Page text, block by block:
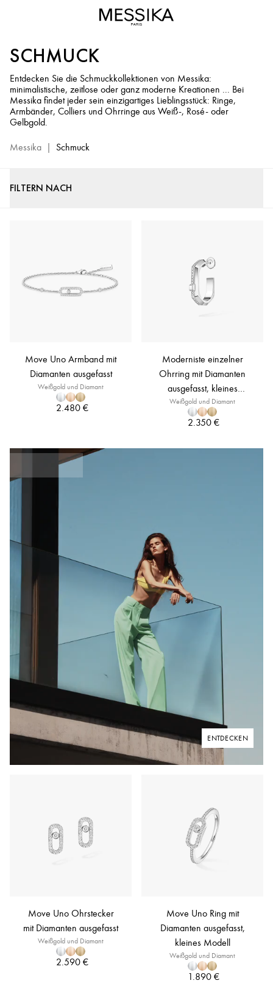
Messika
Official
Website
SCHMUCK
Entdecken Sie die Schmuckkollektionen von Messika:
minimalistische, zeitlose oder ganz moderne Kreationen ... Bei
Messika findet jeder sein einzigartiges Lieblingsstück: Ringe,
Armbänder, Colliers und Ohrringe aus Weiß-, Rosé- oder
Gelbgold.
Messika | Schmuck
FILTERN NACH
Move Uno Armband mit
Diamanten ausgefasst
Weißgold und Diamant
2.480 €
Moderniste einzelner
Ohrring mit Diamanten
ausgefasst, kleines
Modell
Weißgold und Diamant
2.350 €
ENTDECKEN
Move Uno Ohrstecker
mit Diamanten ausgefasst
Weißgold und Diamant
2.590 €
Move Uno Ring mit
Diamanten ausgefasst,
kleines Modell
Weißgold und Diamant
1.890 €